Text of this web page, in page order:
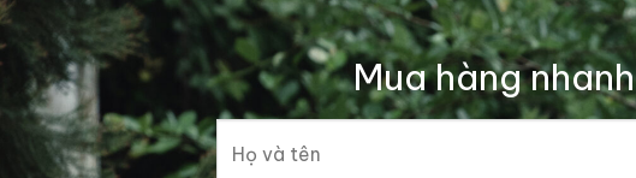
Mua hàng nhanh